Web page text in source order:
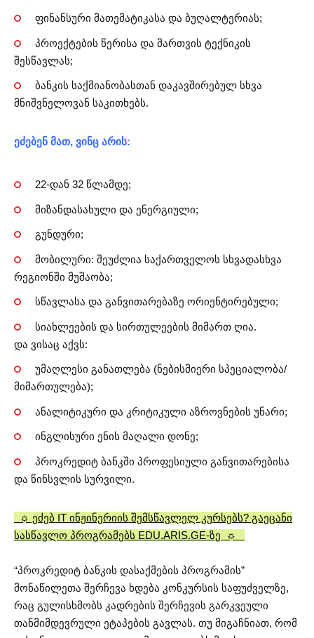
ფინანსური მათემატიკასა და ბუღალტერიას;
პროექტების წერისა და მართვის ტექნიკის
შესწავლას;
ბანკის საქმიანობასთან დაკავშირებულ სხვა
მნიშვნელოვან საკითხებს.
ეძებენ მათ, ვინც არის:
22-დან 32 წლამდე;
მიზანდასახული და ენერგიული;
გუნდური;
მობილური: შეუძლია საქართველოს სხვადასხვა
რეგიონში მუშაობა;
სწავლასა და განვითარებაზე ორიენტირებული;
სიახლეების და სირთულეების მიმართ ღია.
და ვისაც აქვს:
უმაღლესი განათლება (ნებისმიერი სპეციალობა/
მიმართულება);
ანალიტიკური და კრიტიკული აზროვნების უნარი;
ინგლისური ენის მაღალი დონე;
პროკრედიტ ბანკში პროფესიული განვითარებისა
და წინსვლის სურვილი.
☼ ეძებ IT ინჟინერიის შემსწავლელ კურსებს? გაეცანი
სასწავლო პროგრამებს EDU.ARIS.GE-ზე ☼
“პროკრედიტ ბანკის დასაქმების პროგრამის”
მონაწილეთა შერჩევა ხდება კონკურსის საფუძველზე,
რაც გულისხმობს კადრების შერჩევის გარკვეული
თანმიმდევრული ეტაპების გავლას. თუ მიგაჩნიათ, რომ